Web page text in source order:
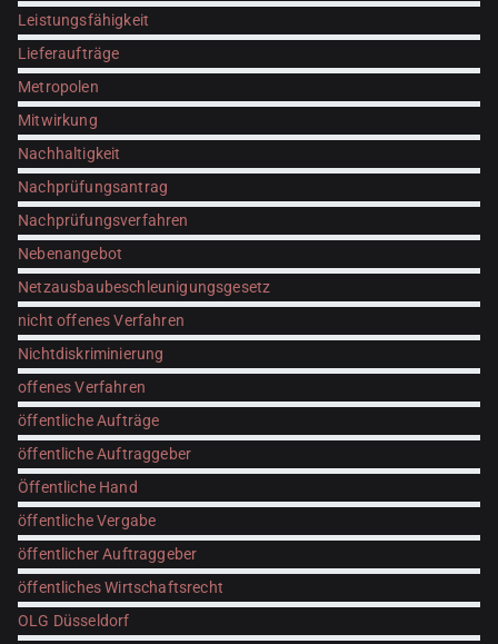
Leistungsfähigkeit
Lieferaufträge
Metropolen
Mitwirkung
Nachhaltigkeit
Nachprüfungsantrag
Nachprüfungsverfahren
Nebenangebot
Netzausbaubeschleunigungsgesetz
nicht offenes Verfahren
Nichtdiskriminierung
offenes Verfahren
öffentliche Aufträge
öffentliche Auftraggeber
Öffentliche Hand
öffentliche Vergabe
öffentlicher Auftraggeber
öffentliches Wirtschaftsrecht
OLG Düsseldorf